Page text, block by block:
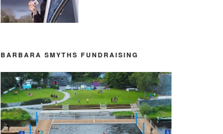
BARBARA SMYTHS FUNDRAISING